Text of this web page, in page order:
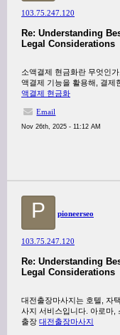
103.75.247.120
Re: Understanding
Legal Considerations
소액결제 현금화란 무엇인
액결제 기능을 활용해, 결제
액결제 현금화
Email
Nov 26th, 2025 - 11:12 AM
P pioneerseo
103.75.247.120
Re: Understanding
Legal Considerations
대전출장마사지는 호텔, 자
사지 서비스입니다. 아로마
출장 대전출장마사지